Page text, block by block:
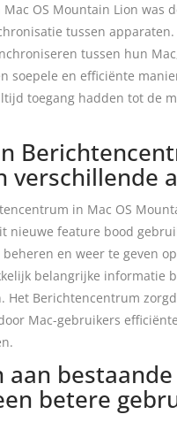
Mac OS Mountain Lion was
tussen
tussen hun
soepele en efficiënte
toegang hadden tot de
verschillende
in Mac OS
nieuwe feature bood
en weer te geven
belangrijke informatie
Het Berichtencentrum
Mac-gebruikers
betere